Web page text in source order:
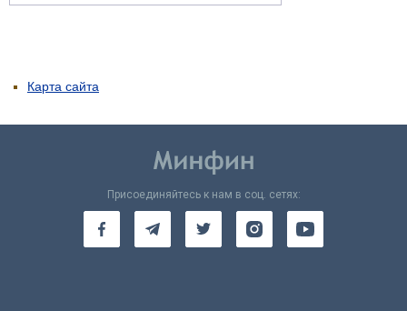
Карта сайта
Присоединяйтесь к нам в соц. сетях: